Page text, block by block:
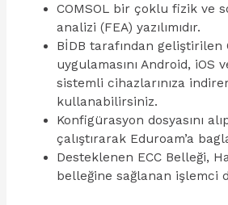
COMSOL bir çoklu fizik ve
analizi (FEA) yazılımıdır.
BİDB tarafından geliştirilen
uygulamasını Android, iOS
sistemli cihazlarınıza
kullanabilirsiniz.
Konfigürasyon dosyasını
çalıştırarak Eduroam’a
Desteklenen ECC Belleği,
belleğine sağlanan işlemci